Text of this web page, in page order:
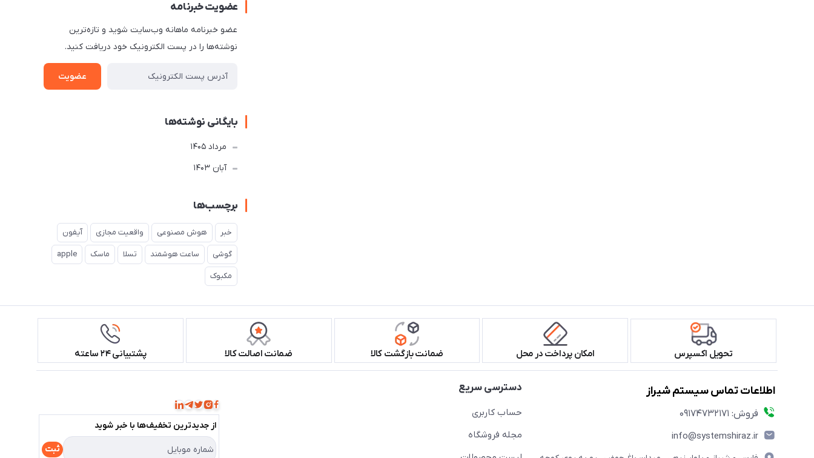
عضویت خبرنامه
عضو خبرنامه ماهانه وب‌سایت شوید و تازه‌ترین
نوشته‌ها را در پست الکترونیک خود دریافت کنید.
عضویت
بایگانی نوشته‌ها
مرداد 1405
آبان 1403
برچسب‌ها
خبر هوش مصنوعی واقعیت مجازی آیفون
گوشی ساعت هوشمند تسلا ماسک apple
مکبوک
تحویل اکسپرس امکان پرداخت در محل ضمانت بازگشت کالا ضمانت اصالت کالا پشتیبانی ۲۴ ساعته
اطلاعات تماس سیستم شیراز
فروش: 09174732171
info@systemshiraz.ir
دسترسی سریع
حساب کاربری
مجله فروشگاه
از جدید‌ترین تخفیف‌ها با‌ خبر شوید
ثبت